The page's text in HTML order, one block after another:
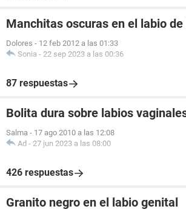
Manchitas oscuras en el labio de
Dolores - 12 feb 2012 a las 01:33
Sonia - 22 sep 2023 a las 00:36
87 respuestas
Bolita dura sobre labios
Salma - 17 ago 2010 a las 12:08
Ad - 27 jun 2023 a las 08:00
426 respuestas
Granito negro en el labio genital